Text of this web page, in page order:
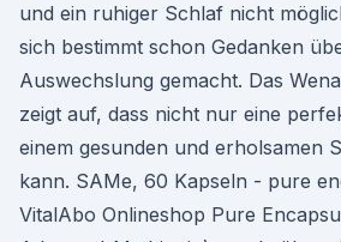
und ein ruhiger Schlaf nicht
sich bestimmt schon Gedanken
Auswechslung gemacht. Das
zeigt auf, dass nicht nur eine
einem gesunden und erholsamen
kann. SAMe, 60 Kapseln - pure
VitalAbo Onlineshop Pure